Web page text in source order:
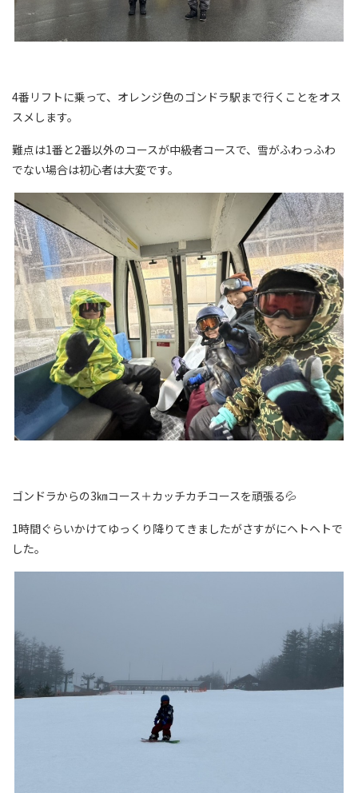
4番リフトに乗って、オレンジ色のゴンドラ駅まで行くことをオス
スメします。
難点は1番と2番以外のコースが中級者コースで、雪がふわっふわ
でない場合は初心者は大変です。
ゴンドラからの3㎞コース＋カッチカチコースを頑張る💦
1時間ぐらいかけてゆっくり降りてきましたがさすがにヘトヘトで
した。